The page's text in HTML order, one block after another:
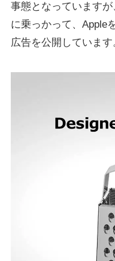
事態となっています
に乗っかって、Apple
広告を公開しています